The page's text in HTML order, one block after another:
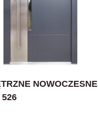
NOWOCZESNE